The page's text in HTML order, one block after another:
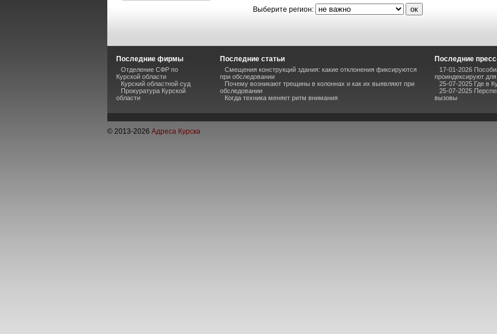
Выберите регион:
Последние фирмы
Отделение СФР по
Курской области
Курский областной суд
Прокуратура Курской
области
Последние статьи
Смещения конструкций здания: какие отклонения фиксируются
при обследовании
Почему возникают трещины в колоннах и как их выявляют при
обследовании
Когда техника меняет ритм внимания
Последние
17-01-2026
проиндексируют
25-07-2025 Где в
25-07-2025
вызовы
© 2013-2026 Адреса Курска